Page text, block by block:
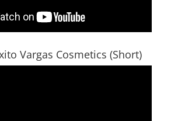
Vargas Cosmetics (Short)